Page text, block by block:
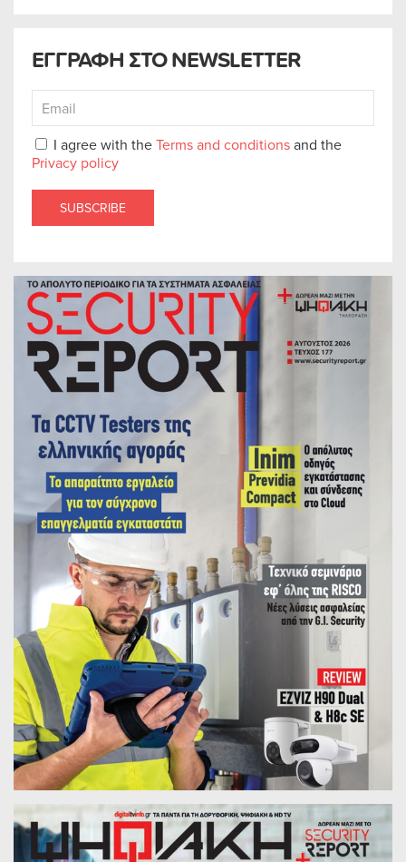
ΕΓΓΡΑΦΗ ΣΤΟ NEWSLETTER
I agree with theTerms and conditionsand the
Privacy policy
SUBSCRIBE